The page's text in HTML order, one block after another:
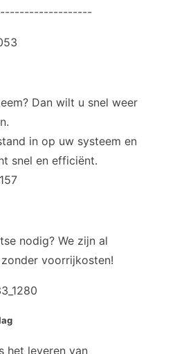
Dan wilt u snel weer
in op uw systeem en
snel en efficiënt.
nodig? We zijn al
voorrijkosten!
het leveren van